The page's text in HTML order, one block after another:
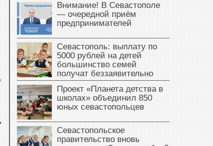
Внимание! В Севастополе
— очередной приём
предпринимателей
Севастополь: выплату по
5000 рублей на детей
большинство семей
получат беззаявительно
Проект «Планета детства в
школах» объединил 850
юных севастопольцев
Севастопольское
правительство вновь